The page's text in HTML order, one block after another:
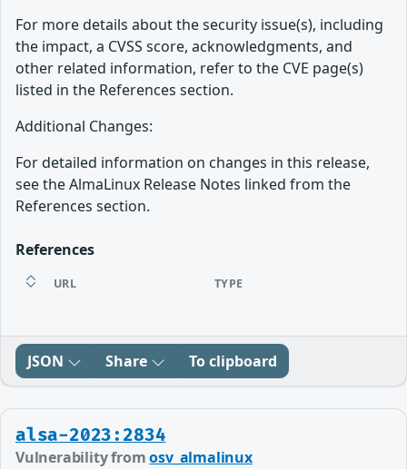
For more details about the security issue(s), including
the impact, a CVSS score, acknowledgments, and
other related information, refer to the CVE page(s)
listed in the References section.
Additional Changes:
For detailed information on changes in this release,
see the AlmaLinux Release Notes linked from the
References section.
References
URL TYPE
JSON Share To clipboard
alsa-2023:2834
Vulnerability fromosv_almalinux